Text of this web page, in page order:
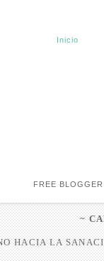
Inicio
FREE
~
HACIA LA